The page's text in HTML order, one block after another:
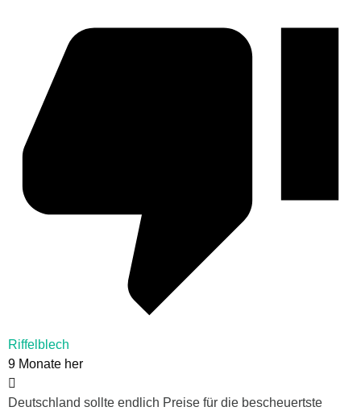
Riffelblech
9 Monate her
Deutschland sollte endlich Preise für die bescheuertste